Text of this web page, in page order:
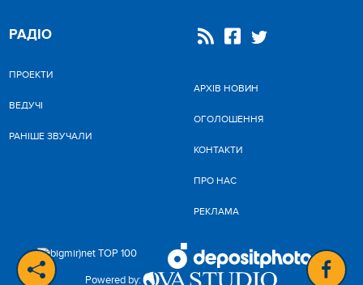
РАДІО
ПРОЕКТИ
ВЕДУЧІ
РАНІШЕ ЗВУЧАЛИ
АРХІВ НОВИН
ОГОЛОШЕННЯ
КОНТАКТИ
ПРО НАС
РЕКЛАМА
Powered by: